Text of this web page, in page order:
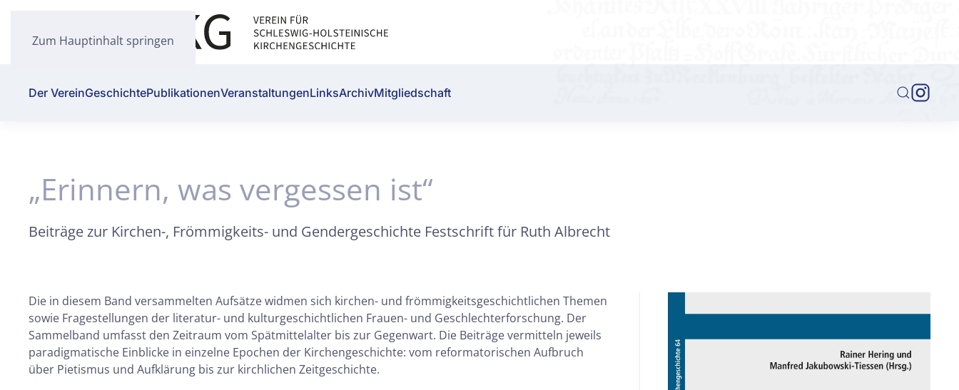
Zum Hauptinhalt springen
Der VereinGeschichtePublikationenVeranstaltungenLinksArchivMitgliedschaft
„Erinnern, was vergessen ist“
Beiträge zur Kirchen-, Frömmigkeits- und Gendergeschichte Festschrift für Ruth Albrecht
Die in diesem Band versammelten Aufsätze widmen sich kirchen- und frömmigkeitsgeschichtlichen Themen
sowie Fragestellungen der literatur- und kulturgeschichtlichen Frauen- und Geschlechterforschung. Der
Sammelband umfasst den Zeitraum vom Spätmittelalter bis zur Gegenwart. Die Beiträge vermitteln jeweils
paradigmatische Einblicke in einzelne Epochen der Kirchengeschichte: vom reformatorischen Aufbruch
über Pietismus und Aufklärung bis zur kirchlichen Zeitgeschichte.